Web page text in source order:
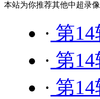
本站为你推荐其他中超录
· 第
· 第
· 第